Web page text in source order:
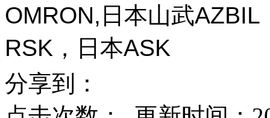
OMRON,日本山武
RSK，日本ASK
分享到：